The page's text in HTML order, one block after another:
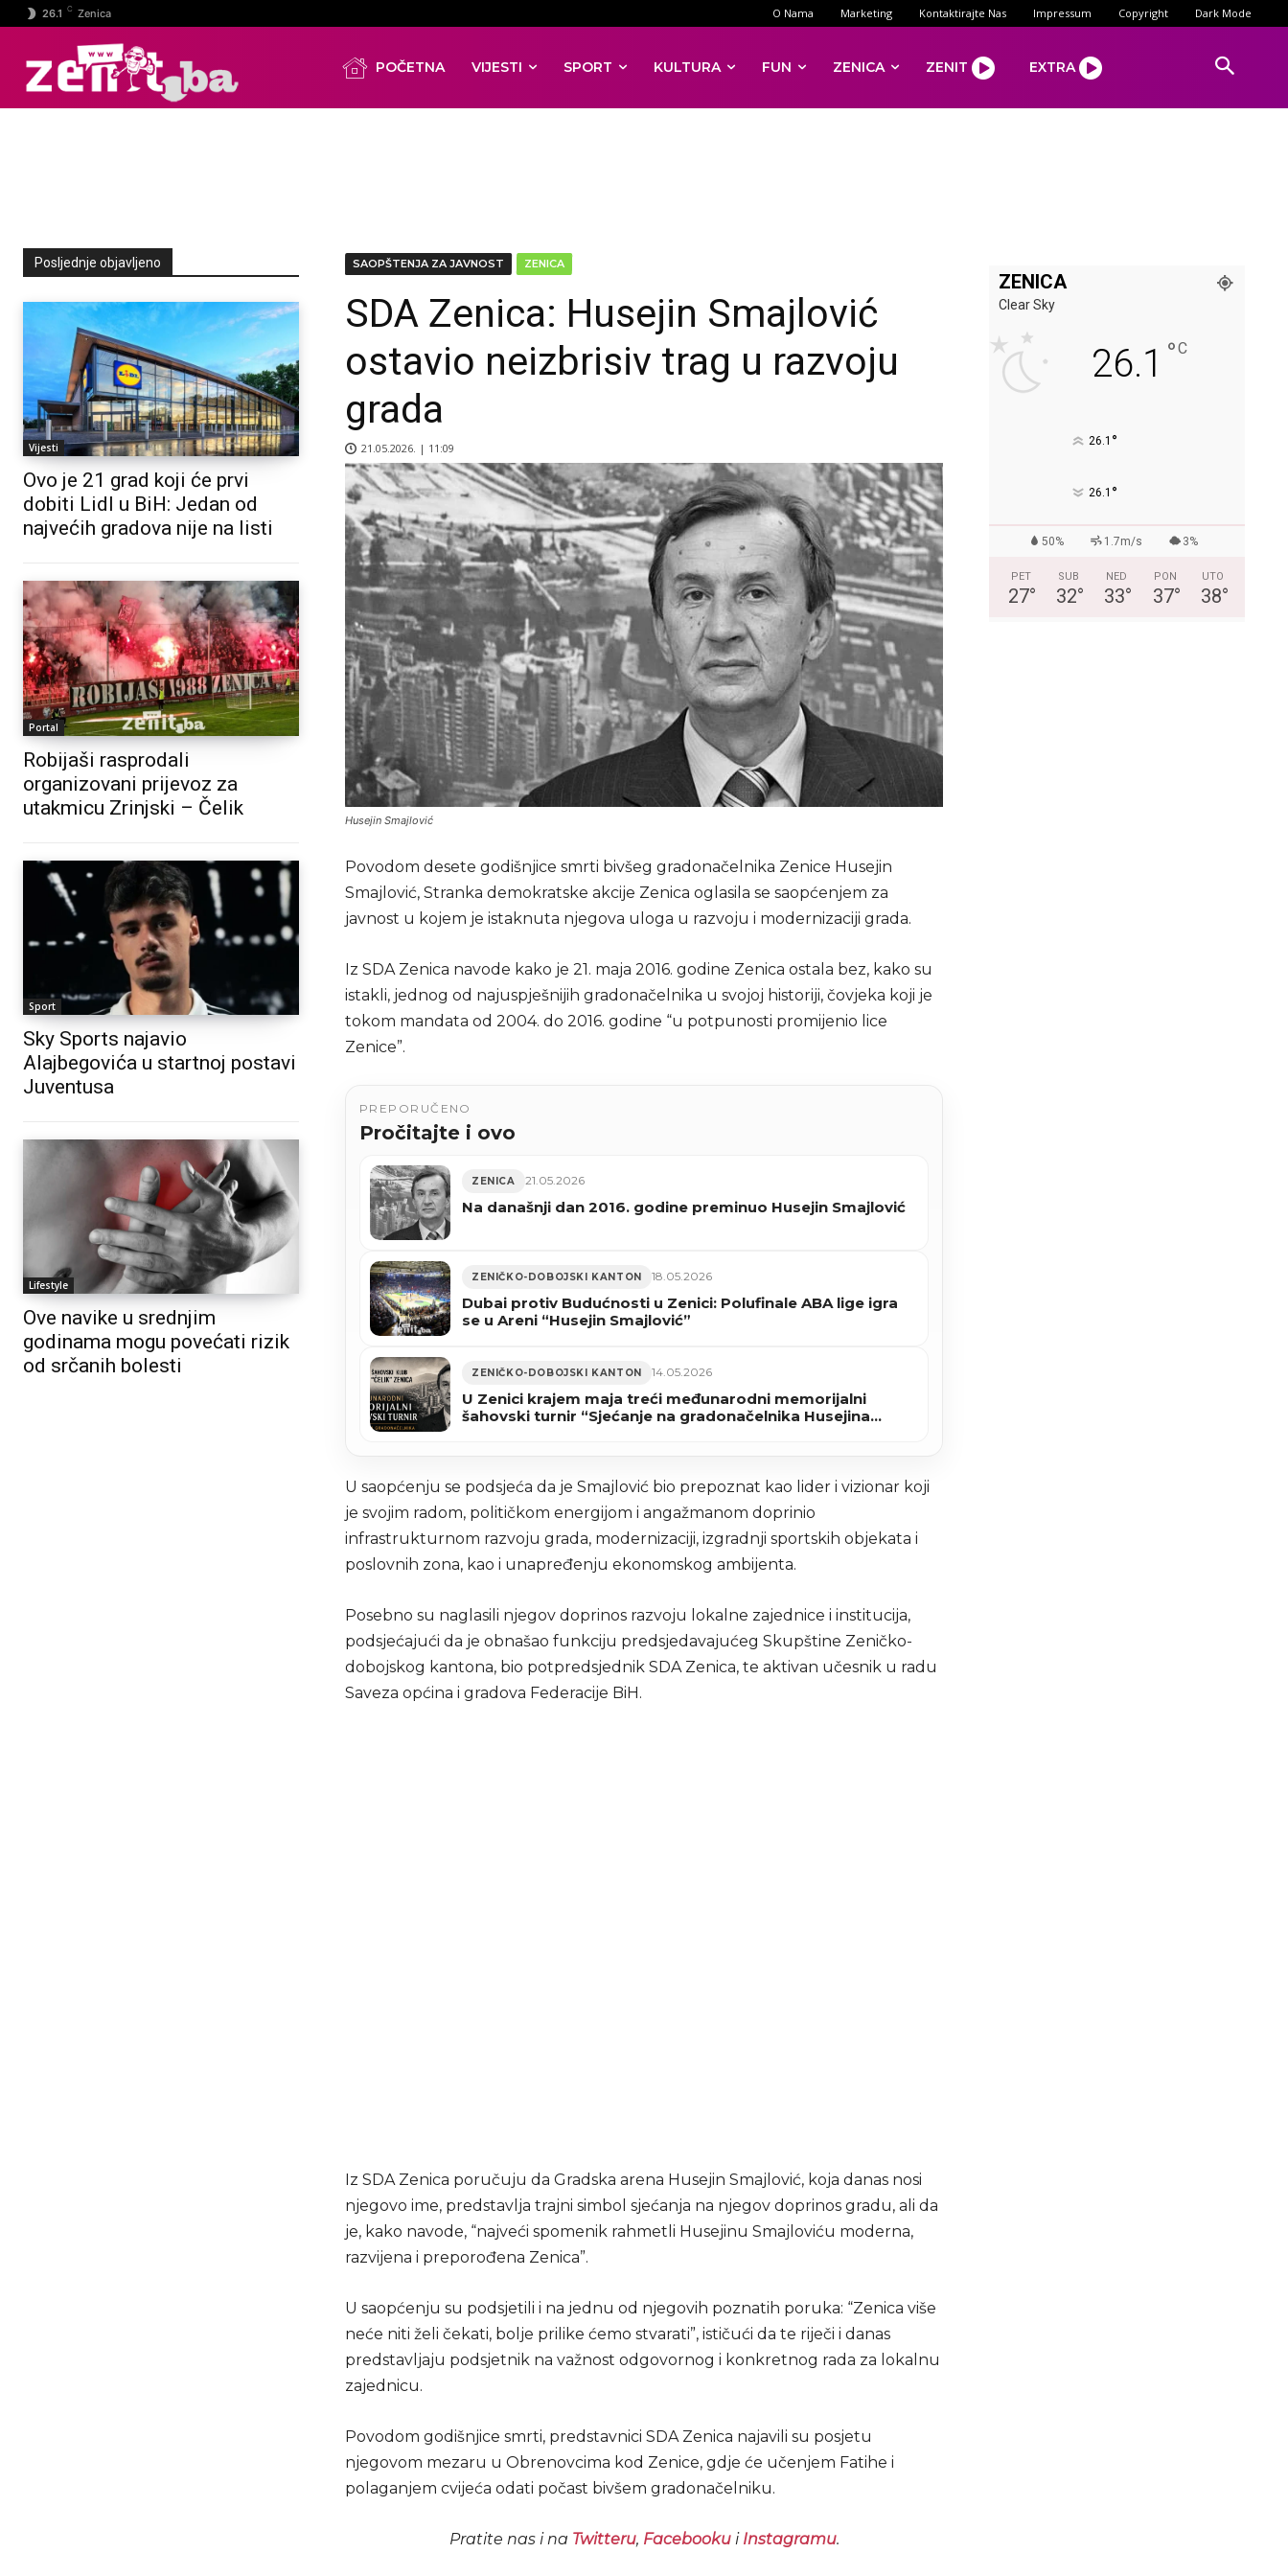
26.1 C Zenica O Nama Marketing Kontaktirajte Nas Impressum Copyright Dark Mode
POČETNA VIJESTI SPORT KULTURA FUN ZENICA ZENIT EXTRA
Posljednje objavljeno
Vijesti
Ovo je 21 grad koji će prvi
dobiti Lidl u BiH: Jedan od
najvećih gradova nije na listi
Portal
Robijaši rasprodali
organizovani prijevoz za
utakmicu Zrinjski – Čelik
Sport
Sky Sports najavio
Alajbegovića u startnoj postavi
Juventusa
Lifestyle
Ove navike u srednjim
godinama mogu povećati rizik
od srčanih bolesti
SAOPŠTENJA ZA JAVNOST ZENICA
SDA Zenica: Husejin Smajlović
ostavio neizbrisiv trag u razvoju
grada
21.05.2026. | 11:09
Husejin Smajlović
Povodom desete godišnjice smrti bivšeg gradonačelnika Zenice Husejin
Smajlović, Stranka demokratske akcije Zenica oglasila se saopćenjem za
javnost u kojem je istaknuta njegova uloga u razvoju i modernizaciji grada.
Iz SDA Zenica navode kako je 21. maja 2016. godine Zenica ostala bez, kako su
istakli, jednog od najuspješnijih gradonačelnika u svojoj historiji, čovjeka koji je
tokom mandata od 2004. do 2016. godine “u potpunosti promijenio lice
Zenice”.
PREPORUČENO
Pročitajte i ovo
ZENICA 21.05.2026
Na današnji dan 2016. godine preminuo Husejin Smajlović
ZENIČKO-DOBOJSKI KANTON 18.05.2026
Dubai protiv Budućnosti u Zenici: Polufinale ABA lige igra
se u Areni “Husejin Smajlović”
ZENIČKO-DOBOJSKI KANTON 14.05.2026
U Zenici krajem maja treći međunarodni memorijalni
šahovski turnir “Sjećanje na gradonačelnika Husejina
U saopćenju se podsjeća da je Smajlović bio prepoznat kao lider i vizionar koji
je svojim radom, političkom energijom i angažmanom doprinio
infrastrukturnom razvoju grada, modernizaciji, izgradnji sportskih objekata i
poslovnih zona, kao i unapređenju ekonomskog ambijenta.
Posebno su naglasili njegov doprinos razvoju lokalne zajednice i institucija,
podsjećajući da je obnašao funkciju predsjedavajućeg Skupštine Zeničko-
dobojskog kantona, bio potpredsjednik SDA Zenica, te aktivan učesnik u radu
Saveza općina i gradova Federacije BiH.
Iz SDA Zenica poručuju da Gradska arena Husejin Smajlović, koja danas nosi
njegovo ime, predstavlja trajni simbol sjećanja na njegov doprinos gradu, ali da
je, kako navode, “najveći spomenik rahmetli Husejinu Smajloviću moderna,
razvijena i preporođena Zenica”.
U saopćenju su podsjetili i na jednu od njegovih poznatih poruka: “Zenica više
neće niti želi čekati, bolje prilike ćemo stvarati”, ističući da te riječi i danas
predstavljaju podsjetnik na važnost odgovornog i konkretnog rada za lokalnu
zajednicu.
Povodom godišnjice smrti, predstavnici SDA Zenica najavili su posjetu
njegovom mezaru u Obrenovcima kod Zenice, gdje će učenjem Fatihe i
polaganjem cvijeća odati počast bivšem gradonačelniku.
Pratite nas i na Twitteru, Facebookui Instagramu.
ZENICA
Clear Sky
26.1 °C
26.1 °
26.1 °
50% 1.7m/s 3%
PET
27°
SUB
32°
NED
33°
PON
37°
UTO
38°